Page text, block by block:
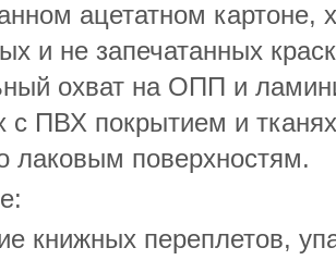
ацетатном картоне,
и не запечатанных
охват на ОПП и
с ПВХ покрытием и
лаковым поверхностям.
книжных переплетов,